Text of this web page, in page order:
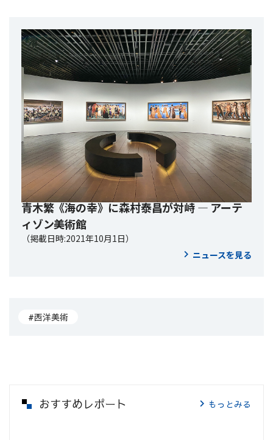
青木繁《海の幸》に森村泰昌が対峙 ― アーテ
ィゾン美術館
（掲載日時:2021年10月1日）
ニュースを見る
#西洋美術
おすすめレポート もっとみる